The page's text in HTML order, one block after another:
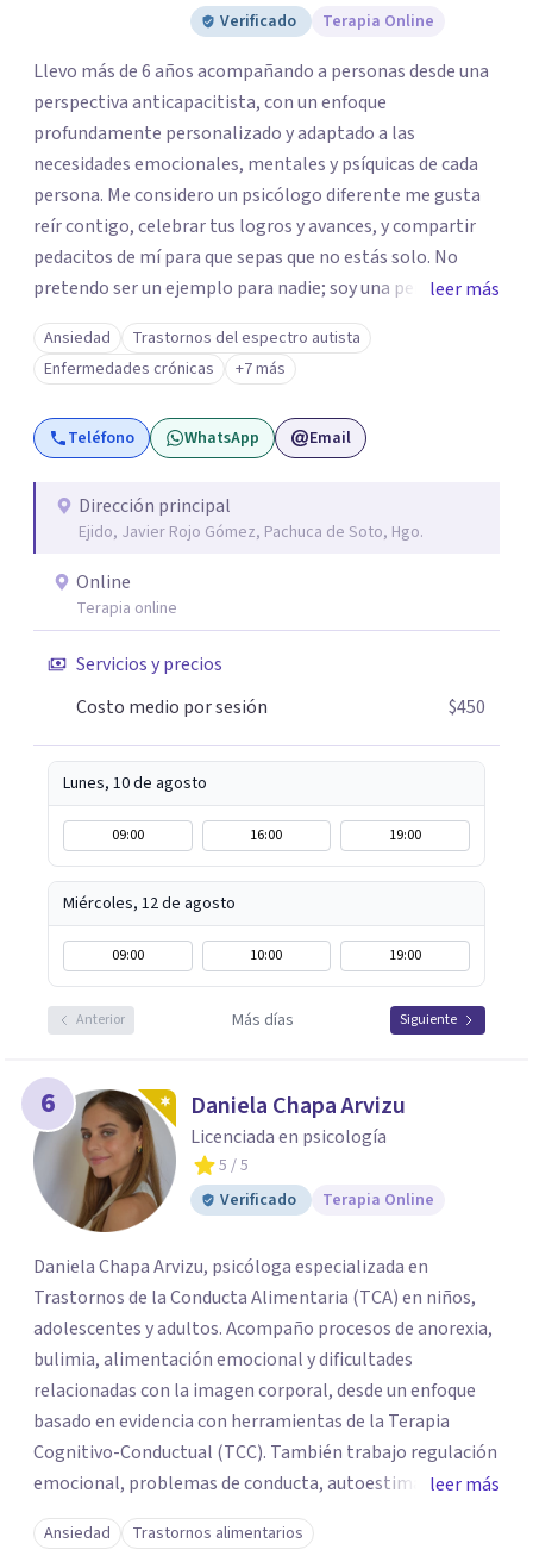
Verificado
Terapia Online
Llevo más de 6 años acompañando a personas desde una
perspectiva anticapacitista, con un enfoque
profundamente personalizado y adaptado a las
necesidades emocionales, mentales y psíquicas de cada
persona. Me considero un psicólogo diferente me gusta
reír contigo, celebrar tus logros y avances, y compartir
pedacitos de mí para que sepas que no estás solo. No
pretendo ser un ejemplo para nadie; soy una persona que
también sufre, llora, ríe y grita. Para mí, tu salud, tu paz y
tu tranquilidad siempre estarán por encima de lo
económico. A lo largo de mi camino he cuestionado
muchas de las reglas rígidas que aprendí en la formación
tradicional, porque creo que antes que las técnicas se
que el proceso terapéutico tenga sentido. Trabajo
especialmente con procesos de duelo Y psicooncología,
Si tú o algún familiar están atravesando un proceso
relacionado con cáncer, puedes escribirme por WhatsApp
para agendar una primera sesión gratuita. Y si estás
alguien, también puedes contactarme: la primera
conversación no tiene costo.
leer más
Ansiedad
Trastornos del espectro autista
Enfermedades crónicas
+7 más
Teléfono WhatsApp Email
Dirección principal
Ejido, Javier Rojo Gómez, Pachuca de Soto, Hgo.
Online
Terapia online
Servicios y precios
Costo medio por sesión
$450
Lunes, 10 de agosto
09:00 16:00 19:00
Miércoles, 12 de agosto
09:00 10:00 19:00
Anterior Más días Siguiente
6 Daniela Chapa Arvizu
Licenciada en psicología
5 / 5
Verificado
Terapia Online
Daniela Chapa Arvizu, psicóloga especializada en
Trastornos de la Conducta Alimentaria (TCA) en niños,
adolescentes y adultos. Acompaño procesos de anorexia,
bulimia, alimentación emocional y dificultades
relacionadas con la imagen corporal, desde un enfoque
basado en evidencia con herramientas de la Terapia
Cognitivo-Conductual (TCC). También trabajo regulación
emocional, problemas de conducta, autoestima y
desarrollo de habilidades sociales y emocionales en
población infantil y juvenil. Me mantengo en constante
leer más
Ansiedad Trastornos alimentarios